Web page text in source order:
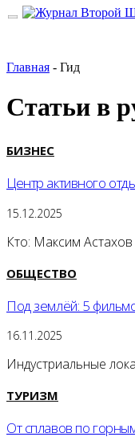
Главная - Гид
Статьи в
БИЗНЕС
Центр активного
15.12.2025
Кто: Максим
ОБЩЕСТВО
Под землёй: 5
16.11.2025
Индустриальные
ТУРИЗМ
От сплавов по